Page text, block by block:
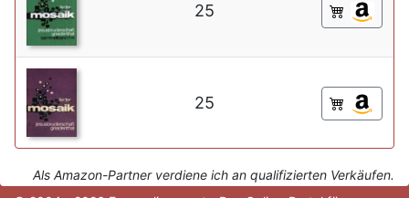
25
25
Als Amazon-Partner verdiene ich an qualifizierten Verkäufen.